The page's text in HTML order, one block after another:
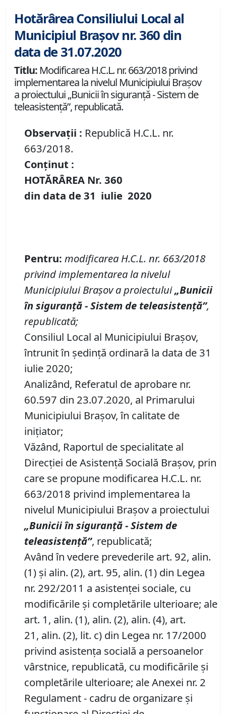
Hotărârea Consiliului Local al
Municipiul Brașov nr. 360 din
data de 31.07.2020
Titlu: Modificarea H.C.L. nr. 663/2018 privind
implementarea la nivelul Municipiului Brașov
a proiectului „Bunicii în siguranță - Sistem de
teleasistență”, republicată.
Observații : Republică H.C.L. nr.
663/2018.
Conținut :
HOTĂRÂREA Nr. 360
din data de 31 iulie 2020
Pentru: modificarea H.C.L. nr. 663/2018
privind implementarea la nivelul
Municipiului Brașov a proiectului„Bunicii
în siguranță-Sistem de teleasistență”,
republicată;
Consiliul Local al Municipiului Brașov,
întrunit în ședință ordinară la data de 31
iulie 2020;
Analizând, Referatul de aprobare nr.
60.597 din 23.07.2020, al Primarului
Municipiului Brașov, în calitate de
inițiator;
Văzând, Raportul de specialitate al
Direcției de Asistență Socială Brașov, prin
care se propune modificarea H.C.L. nr.
663/2018 privind implementarea la
nivelul Municipiului Brașov a proiectului
„Bunicii în siguranță-Sistem de
teleasistență”, republicată;
Având în vedere prevederile art. 92, alin.
(1) și alin. (2), art. 95, alin. (1) din Legea
nr. 292/2011 a asistenţei sociale, cu
modificările și completările ulterioare; ale
art. 1, alin. (1), alin. (2), alin. (4), art.
21, alin. (2), lit. c) din Legea nr. 17/2000
privind asistenţa socială a persoanelor
vârstnice, republicată, cu modificările și
completările ulterioare; ale Anexei nr. 2
Regulament - cadru de organizare şi